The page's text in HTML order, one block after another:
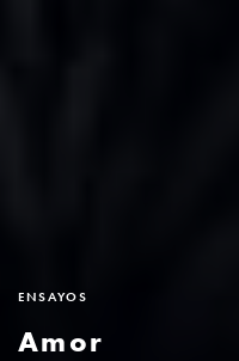
ENSAYOS
Amor